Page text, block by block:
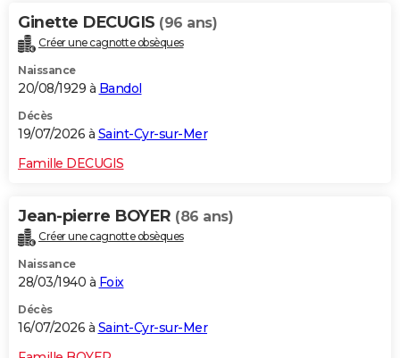
Ginette DECUGIS (96 ans)
Créer une cagnotte obsèques
Naissance
20/08/1929 à Bandol
Décès
19/07/2026 à Saint-Cyr-sur-Mer
Famille DECUGIS
Jean-pierre BOYER (86 ans)
Créer une cagnotte obsèques
Naissance
28/03/1940 à Foix
Décès
16/07/2026 à Saint-Cyr-sur-Mer